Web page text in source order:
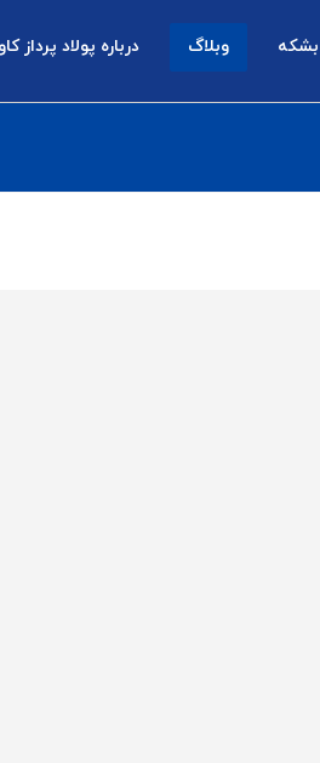
وبلاگ درباره پولاد پرداز